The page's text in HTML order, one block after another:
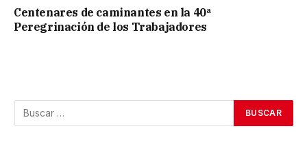
Centenares de caminantes en la 40ª
Peregrinación de los Trabajadores